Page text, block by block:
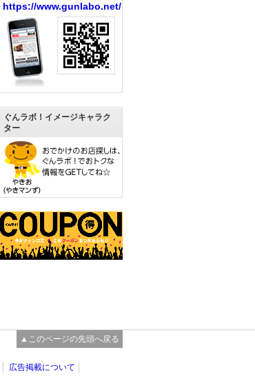
https://www.gunlabo.net/
ぐんラボ！イメージキャラク
ター
▲このページの先頭へ戻る
広告掲載について